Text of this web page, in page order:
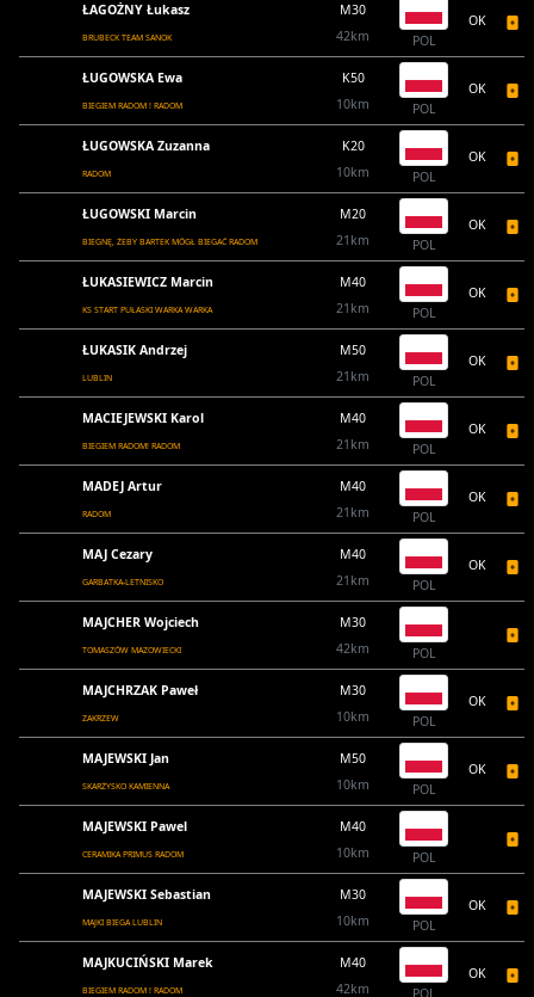
ŁAGOŻNY Łukasz
BRUBECK TEAM SANOK
M30
42km
POL
OK
ŁUGOWSKA Ewa
BIEGIEM RADOM ! RADOM
K50
10km
POL
OK
ŁUGOWSKA Zuzanna
RADOM
K20
10km
POL
OK
ŁUGOWSKI Marcin
BIEGNĘ, ŻEBY BARTEK MÓGŁ BIEGAĆ RADOM
M20
21km
POL
OK
ŁUKASIEWICZ Marcin
KS START PUŁASKI WARKA WARKA
M40
21km
POL
OK
ŁUKASIK Andrzej
LUBLIN
M50
21km
POL
OK
MACIEJEWSKI Karol
BIEGIEM RADOM! RADOM
M40
21km
POL
OK
MADEJ Artur
RADOM
M40
21km
POL
OK
MAJ Cezary
GARBATKA-LETNISKO
M40
21km
POL
OK
MAJCHER Wojciech
TOMASZÓW MAZOWIECKI
M30
42km
POL
MAJCHRZAK Paweł
ZAKRZEW
M30
10km
POL
OK
MAJEWSKI Jan
SKARŻYSKO KAMIENNA
M50
10km
POL
OK
MAJEWSKI Pawel
CERAMIKA PRIMUS RADOM
M40
10km
POL
MAJEWSKI Sebastian
MAJKI BIEGA LUBLIN
M30
10km
POL
OK
MAJKUCIŃSKI Marek
BIEGIEM RADOM ! RADOM
M40
42km
POL
OK